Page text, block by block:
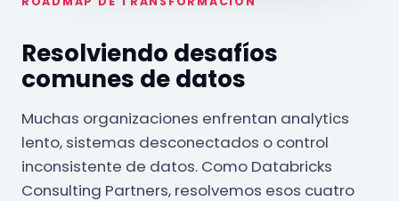
Resolviendo desafíos
comunes de datos
Muchas organizaciones enfrentan analytics
lento, sistemas desconectados o control
inconsistente de datos. Como Databricks
Consulting Partners, resolvemos esos cuatro